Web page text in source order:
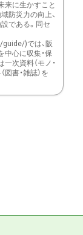
来に生かすこと
防災力の向上、
である。同セ
)では、阪
中心に収集・保
次資料（モノ・
図書・雑誌）を